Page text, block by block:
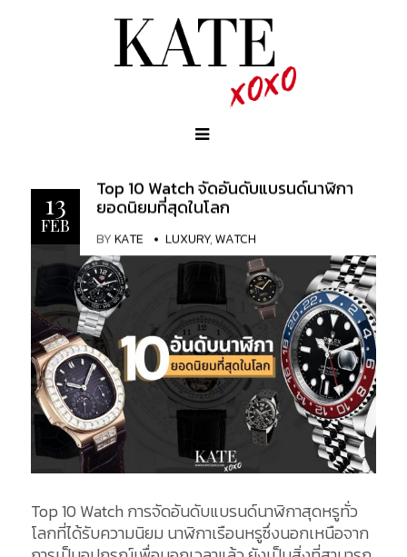
13
FEB
Top 10 Watch จัดอันดับแบรนด์นาฬิกา
ยอดนิยมที่สุดในโลก
BYKATE LUXURY,WATCH
Top 10 Watch การจัดอันดับแบรนด์นาฬิกาสุดหรูทั่ว
โลกที่ได้รับความนิยม นาฬิกาเรือนหรูซึ่งนอกเหนือจาก